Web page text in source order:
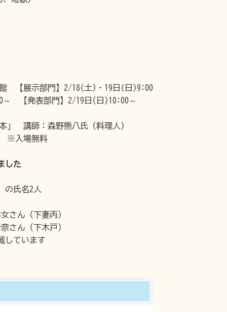
【展示部門】2/18(土)・19日(日)9:00
【発表部門】2/19日(日)10:00～
」 講師：森野熊八氏（料理人）
※入場無料
した
の氏名2人
さん（下妻丙）
さん（下木戸）
しています